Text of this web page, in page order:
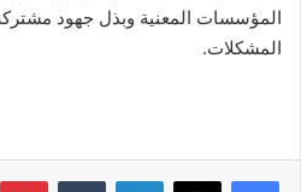
المؤسسات المعنية وبذل جهود مشتركة
المشكلات.
فيسبوك لينكدإن